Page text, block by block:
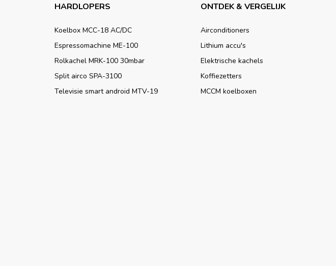
HARDLOPERS
Koelbox MCC-18 AC/DC
Espressomachine ME-100
Rolkachel MRK-100 30mbar
Split airco SPA-3100
Televisie smart android MTV-19
ONTDEK & VERGELIJK
Airconditioners
Lithium accu's
Elektrische kachels
Koffiezetters
MCCM koelboxen